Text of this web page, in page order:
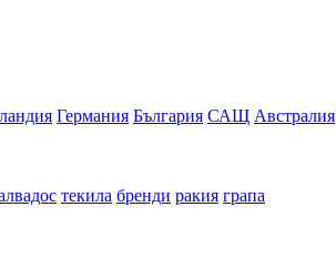
Германия България САЩ Австралия
текила бренди ракия грапа